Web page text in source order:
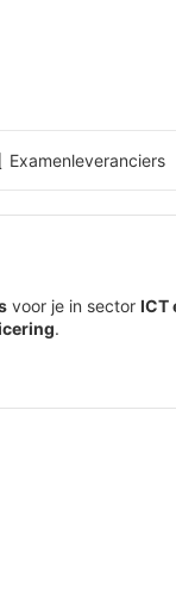
Examenleveranciers
voor je in sector ICT
.